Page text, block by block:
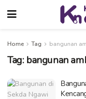
Home Tag bangunan
Tag: bangunan